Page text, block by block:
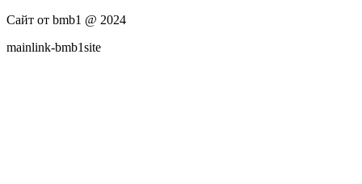
Сайт от bmb1 @ 2024
mainlink-bmb1site